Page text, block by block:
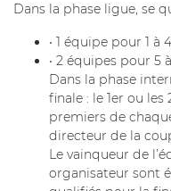
Dans la phase ligue, se
• 1 équipe pour 1
• 2 équipes pour 5
Dans la phase
finale : le 1er ou les
premiers de
directeur de la
Le vainqueur de
organisateur sont